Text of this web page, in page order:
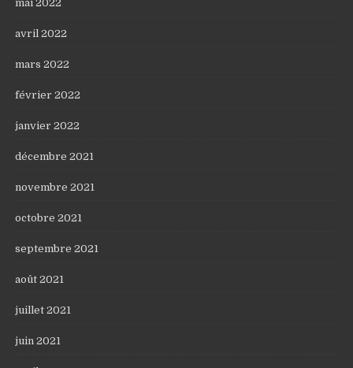
mai 2022
avril 2022
mars 2022
février 2022
janvier 2022
décembre 2021
novembre 2021
octobre 2021
septembre 2021
août 2021
juillet 2021
juin 2021